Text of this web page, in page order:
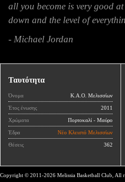
all you become is very good
down and the level of
- Michael Jordan
Ταυτότητα
Όνομα Κ.Α.Ο. Μελισσίων
Έτος ένωσης 2011
Χρώματα Πορτοκαλί - Μαύρο
Έδρα Νέο Κλειστό Μελισσίων
Θέσεις 362
Copyright © 2011-2026 Melissia Basketball Club, All